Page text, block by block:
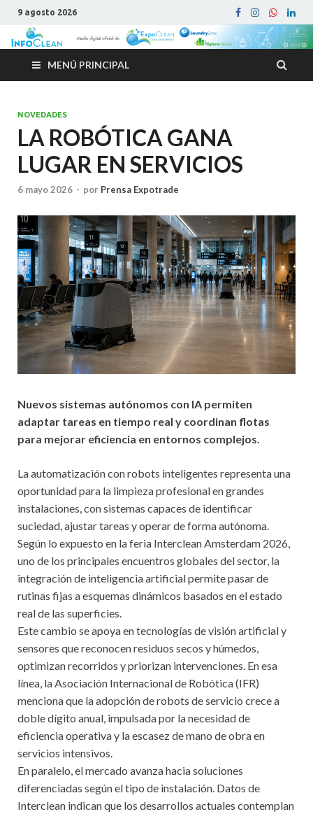
9 agosto 2026
MENÚ PRINCIPAL
NOVEDADES
LA ROBÓTICA GANA
LUGAR EN SERVICIOS
6 mayo 2026 - por Prensa Expotrade
Nuevos sistemas autónomos con IA permiten
adaptar tareas en tiempo real y coordinan flotas
para mejorar eficiencia en entornos complejos.
La automatización con robots inteligentes representa una
oportunidad para la limpieza profesional en grandes
instalaciones, con sistemas capaces de identificar
suciedad, ajustar tareas y operar de forma autónoma.
Según lo expuesto en la feria Interclean Amsterdam 2026,
uno de los principales encuentros globales del sector, la
integración de inteligencia artificial permite pasar de
rutinas fijas a esquemas dinámicos basados en el estado
real de las superficies.
Este cambio se apoya en tecnologías de visión artificial y
sensores que reconocen residuos secos y húmedos,
optimizan recorridos y priorizan intervenciones. En esa
línea, la Asociación Internacional de Robótica (IFR)
menciona que la adopción de robots de servicio crece a
doble dígito anual, impulsada por la necesidad de
eficiencia operativa y la escasez de mano de obra en
servicios intensivos.
En paralelo, el mercado avanza hacia soluciones
diferenciadas según el tipo de instalación. Datos de
Interclean indican que los desarrollos actuales contemplan